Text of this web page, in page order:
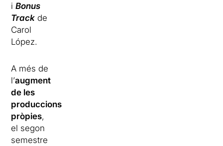
iBonus
Track de
Carol
López.
A més de
l’augment
de les
produccions
pròpies,
el segon
semestre